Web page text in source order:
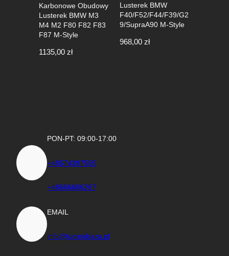
Karbonowe Obudowy
Lusterek BMW M3
M4 M2 F80 F82 F83
F87 M-Style
1135,00 zł
Lusterek BMW
F40/F52/F44/F39/G2
9/SupraA90 M-Style
968,00 zł
PON-PT: 09:00-17:00
+48574397555
+48666606267
EMAIL
info@tuningbaza.pl